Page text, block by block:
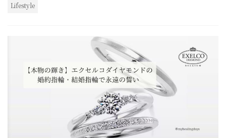
Lifestyle